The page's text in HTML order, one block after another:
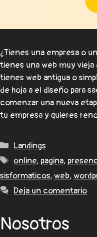
¿Tienes una empresa o
tienes una web muy
tienes web antigua o
de hoja a el diseño para
comenzar una nueva
tu empresa y quieres
Landings
online, pagina,
sisformaticos,web,
Deja un comentario
Nosotros